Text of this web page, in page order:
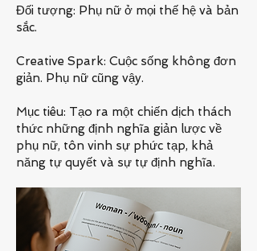
Đối tượng: Phụ nữ ở mọi thế hệ và bản
sắc.
Creative Spark: Cuộc sống không đơn
giản. Phụ nữ cũng vậy.
Mục tiêu: Tạo ra một chiến dịch thách
thức những định nghĩa giản lược về
phụ nữ, tôn vinh sự phức tạp, khả
năng tự quyết và sự tự định nghĩa.